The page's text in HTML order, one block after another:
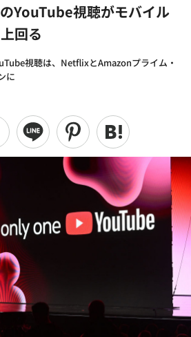
YouTube視聴がモバイル
回る
視聴は、NetflixとAmazonプライム・
に